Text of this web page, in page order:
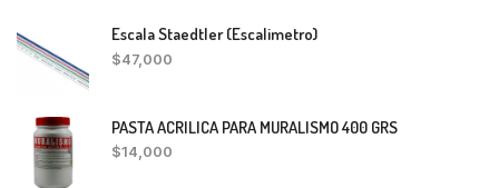
Escala Staedtler (Escalimetro)
$47,000
PASTA ACRILICA PARA MURALISMO 400 GRS
$14,000